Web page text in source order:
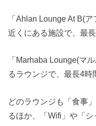
「Ahlan Lounge At B(
近くにある施設で、最
「Marhaba Lounge(マ
るラウンジで、最長4時
どのラウンジも「食事
るほか、「Wifi」や「シ